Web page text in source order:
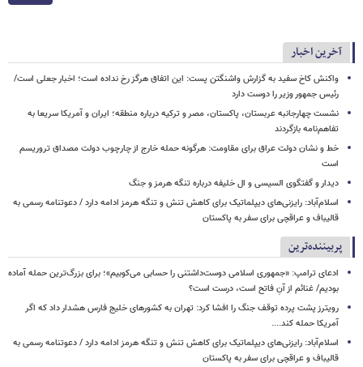
آخرین اخبار
واکنش کاخ سفید به گزارش واشنگتن پست: این اتفاق هرگز رخ نداده است؛ اخبار جعلی است/
رئیس جمهور وزیر را دوست دارد
نشست چهارجانبه عربستان، پاکستان، مصر و ترکیه درباره منطقه؛ ایران و آمریکا سریعا به
تفاهم‌نامه بازگردند
خط و نشان دولت عراق برای مقاومت: هرگونه حمله خارج از چارچوب دولت مصداق تروریسم
است
دیدار و گفتگوی السیسی و ال خلیفه درباره تنگه هرمز و جنگ
اسلام‌آباد: رایزنی‌های دیپلماتیک برای کاهش تنش و تنگه هرمز ادامه دارد / دعوتنامه رسمی به
قالیباف و عراقچی برای سفر به پاکستان
پربیننده‌ترین
ادعای ترامپ: «جمهوری اسلامی دوست‌داشتنی را حسابی می‌کوبیم»؛ برای بزرگ‌ترین حمله آماده
بودیم/ غنائم از آنِ فاتح است، درست است؟
رویترز پشت پرده توقف جنگ را افشا کرد: تهران به کشورهای خلیج فارس هشدار داد که اگر
آمریکا حمله کند....
اسلام‌آباد: رایزنی‌های دیپلماتیک برای کاهش تنش و تنگه هرمز ادامه دارد / دعوتنامه رسمی به
قالیباف و عراقچی برای سفر به پاکستان